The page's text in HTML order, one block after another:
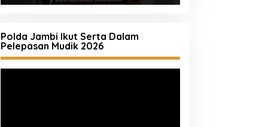
Polda Jambi Ikut Serta Dalam
Pelepasan Mudik 2026